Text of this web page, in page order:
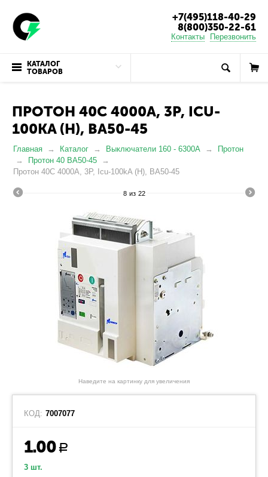
+7(495)118-40-29
8(800)350-22-61
Контакты Перезвонить
КАТАЛОГ
ТОВАРОВ
ПРОТОН 40C 4000А, 3P, ICU-
100KA (Н), ВА50-45
Главная Каталог Выключатели 160 - 6300А
Протон
Протон 40 ВА50-45
Протон 40C 4000А, 3P, Icu-100kA (Н), ВА50-45
8 из 22
Наведите на картинку для увеличения
КОД: 7007077
1.00 Р
3 шт.